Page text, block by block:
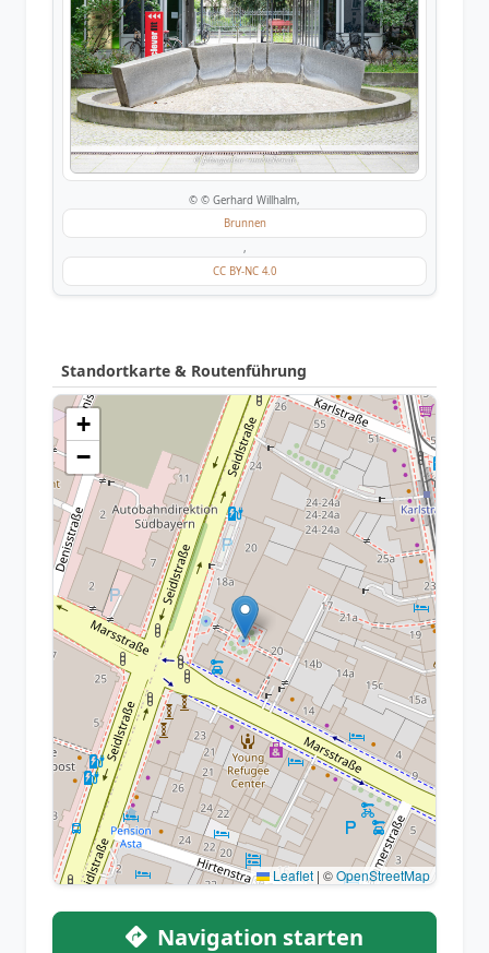
© © Gerhard Willhalm,
Brunnen
,
CC BY-NC 4.0
Standortkarte & Routenführung
+
−
Leaflet | ©OpenStreetMap
Navigation starten